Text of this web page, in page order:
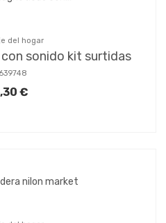
del hogar
sonido kit surtidas
€